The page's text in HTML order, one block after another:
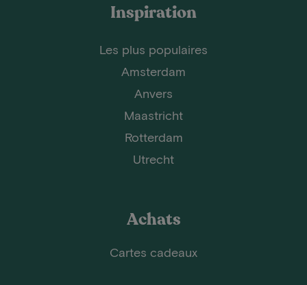
Inspiration
Les plus populaires
Amsterdam
Anvers
Maastricht
Rotterdam
Utrecht
Achats
Cartes cadeaux